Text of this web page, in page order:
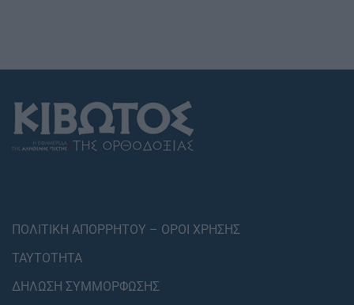
ΠΟΛΙΤΙΚΗ ΑΠΟΡΡΗΤΟΥ – ΟΡΟΙ ΧΡΗΣΗΣ
ΤΑΥΤΟΤΗΤΑ
ΔΗΛΩΣΗ ΣΥΜΜΟΡΦΩΣΗΣ